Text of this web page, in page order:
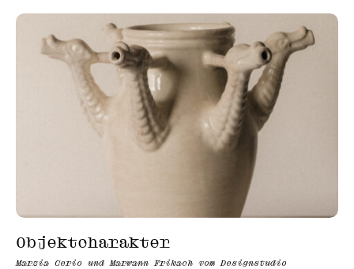
Objektcharakter
Marzia Cerio und Marwann Frikach vom Designstudio